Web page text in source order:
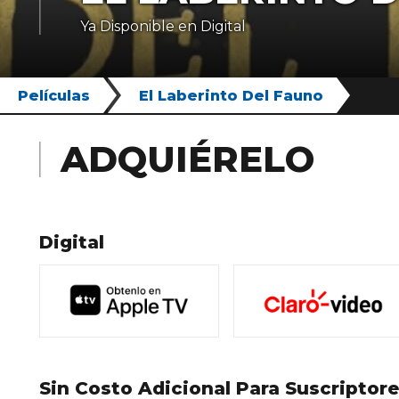
Ya Disponible en Digital
Películas El Laberinto Del Fauno
ADQUIÉRELO
Digital
Sin Costo Adicional Para